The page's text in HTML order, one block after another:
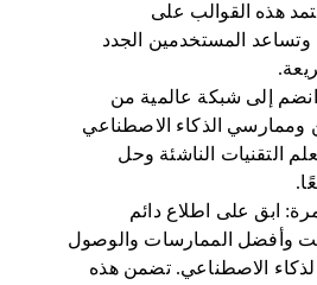
هذه القوالب على
وتساعد المستخدمين الجدد
انضم إلى شبكة عالمية من
وممارسي الذكاء الاصطناعي
التقنيات الناشئة وحل
ابق على اطلاع دائم
وأفضل الممارسات والوصول
الذكاء الاصطناعي. تضمن هذه